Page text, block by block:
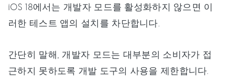
iOS 18에서는 개발자 모드를 활성화하지 않으면 이
러한 테스트 앱의 설치를 차단합니다.
간단히 말해, 개발자 모드는 대부분의 소비자가 접
근하지 못하도록 개발 도구의 사용을 제한합니다.